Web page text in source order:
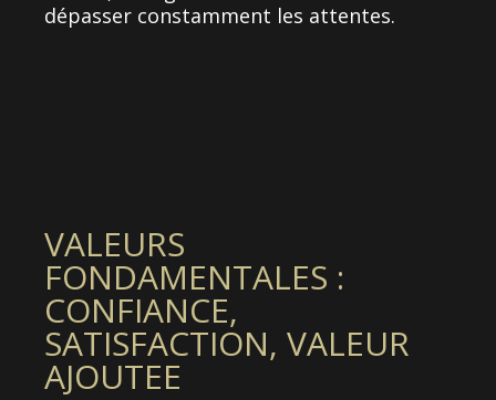
dépasser constamment les attentes.
VALEURS
FONDAMENTALES :
CONFIANCE,
SATISFACTION, VALEUR
AJOUTEE